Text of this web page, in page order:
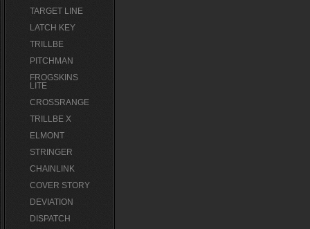
TARGET LINE
LATCH KEY
TRILLBE
PITCHMAN
FROGSKINS
LITE
CROSSRANGE
TRILLBE X
ELMONT
STRINGER
CHAINLINK
COVER STORY
DEVIATION
DISPATCH